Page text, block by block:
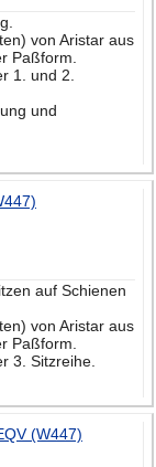
von Aristar aus
Paßform.
1. und 2.
und
auf Schienen
von Aristar aus
Paßform.
3. Sitzreihe.
(W447)